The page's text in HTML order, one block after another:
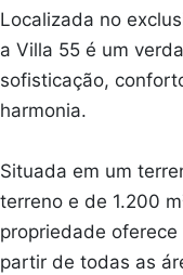
Localizada no
a Villa 55 é um
sofisticação,
harmonia.
Situada em um
terreno e de 1.200
propriedade
partir de todas as